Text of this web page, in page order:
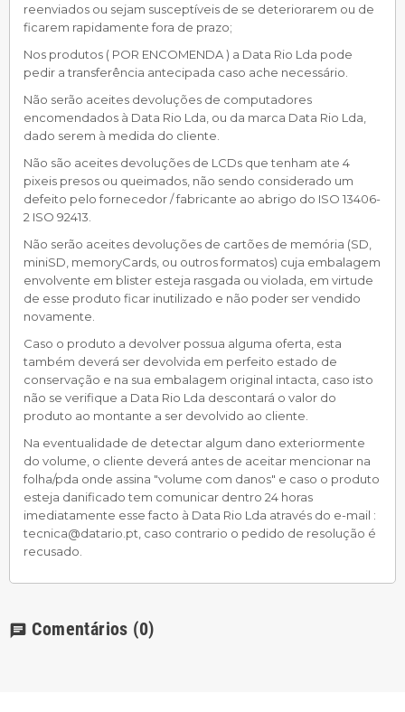
reenviados ou sejam susceptíveis de se deteriorarem ou de
ficarem rapidamente fora de prazo;
Nos produtos ( POR ENCOMENDA ) a Data Rio Lda pode
pedir a transferência antecipada caso ache necessário.
Não serão aceites devoluções de computadores
encomendados à Data Rio Lda, ou da marca Data Rio Lda,
dado serem à medida do cliente.
Não são aceites devoluções de LCDs que tenham ate 4
pixeis presos ou queimados, não sendo considerado um
defeito pelo fornecedor / fabricante ao abrigo do ISO 13406-
2 ISO 92413.
Não serão aceites devoluções de cartões de memória (SD,
miniSD, memoryCards, ou outros formatos) cuja embalagem
envolvente em blister esteja rasgada ou violada, em virtude
de esse produto ficar inutilizado e não poder ser vendido
novamente.
Caso o produto a devolver possua alguma oferta, esta
também deverá ser devolvida em perfeito estado de
conservação e na sua embalagem original intacta, caso isto
não se verifique a Data Rio Lda descontará o valor do
produto ao montante a ser devolvido ao cliente.
Na eventualidade de detectar algum dano exteriormente
do volume, o cliente deverá antes de aceitar mencionar na
folha/pda onde assina "volume com danos" e caso o produto
esteja danificado tem comunicar dentro 24 horas
imediatamente esse facto à Data Rio Lda através do e-mail :
tecnica@datario.pt, caso contrario o pedido de resolução é
recusado.
chat Comentários (0)